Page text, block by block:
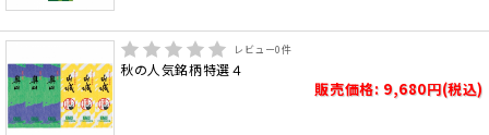
レビュー0件
秋の人気銘柄特選４
販売価格: 9,680円(税込)